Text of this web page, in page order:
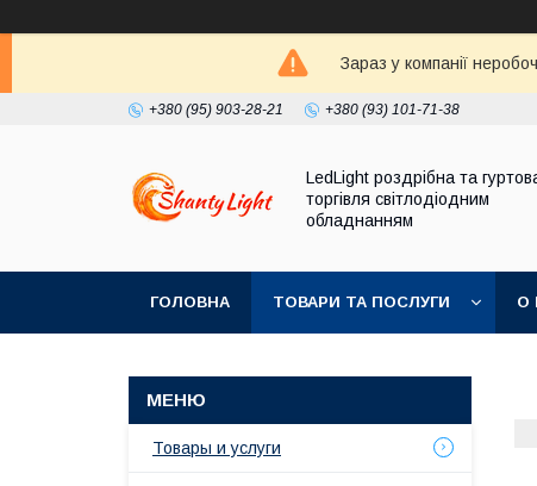
Зараз у компанії
+380 (95) 903-28-21 +380 (93) 101-71-38
LedLight роздрiбна та
торгiвля свiтлодiодним
обладнанням
ГОЛОВНА ТОВАРИ ТА ПОСЛУГИ О
Товары и услуги